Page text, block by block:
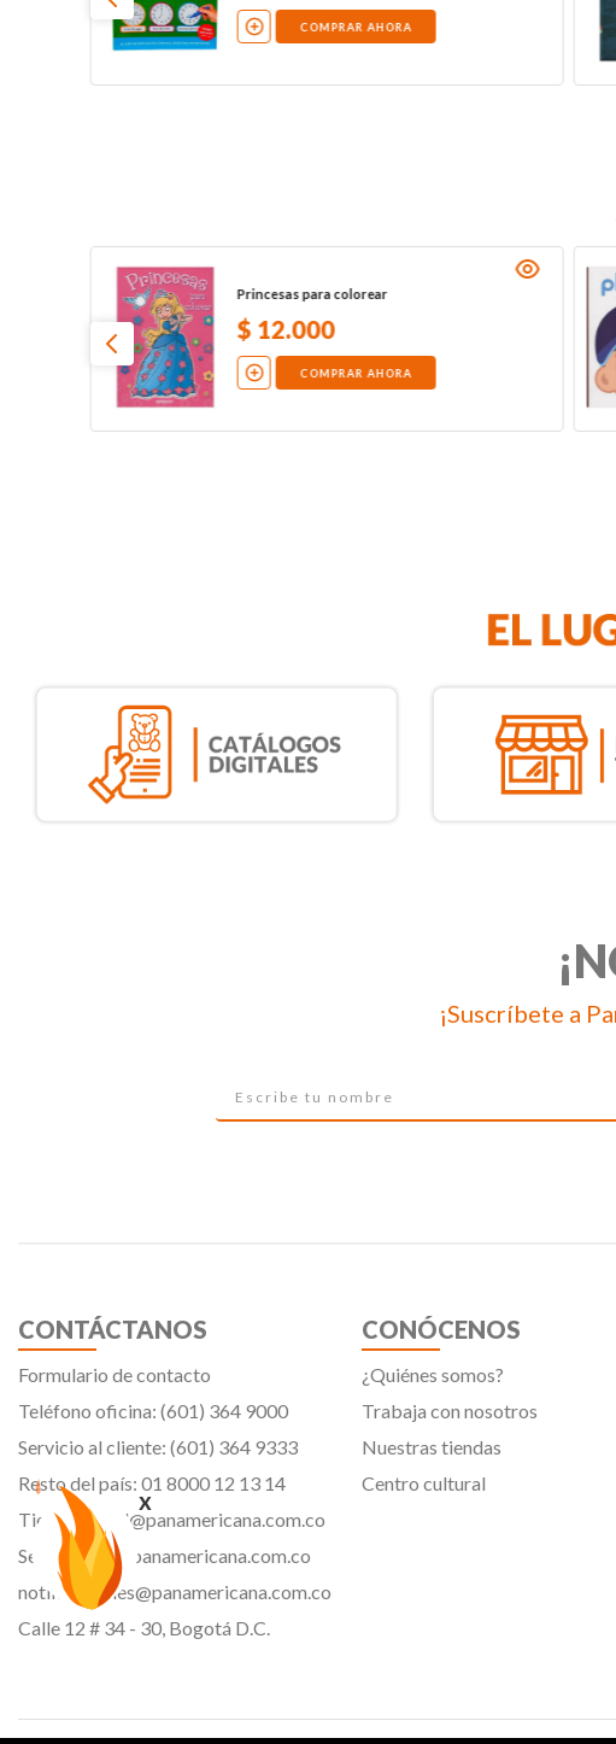
x
COMPRAR AHORA
Princesas para colorear
$ 12.000
COMPRAR AHORA
¡Suscríbete a
CONTÁCTANOS
Formulario de contacto
Teléfono oficina: (601) 364 9000
Servicio al cliente: (601) 364 9333
Resto del país: 01 8000 12 13 14
Tiendavirtual@panamericana.com.co
Servicliente@panamericana.com.co
notificaciones@panamericana.com.co
Calle 12 # 34 - 30, Bogotá D.C.
CONÓCENOS
¿Quiénes somos?
Trabaja con nosotros
Nuestras tiendas
Centro cultural